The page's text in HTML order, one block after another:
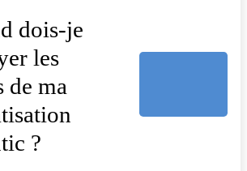
dois-je
les
de ma
?